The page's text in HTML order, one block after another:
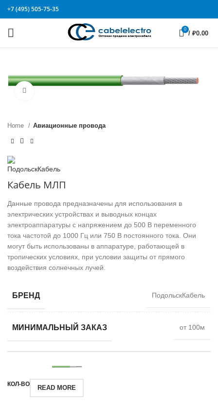
+7 (495) 505-75-35
0
/ ₽0.00
Home Авиационные провода
Кабель МЛП
Данные провода предназначены для использования в
электрических устройствах и выводных концах
электроаппаратуры с напряжением до 500 В переменного
тока частотой до 1000 Гц или 750 В постоянного тока. Они
могут быть использованы в аппаратуре, работающей в
тропических условиях, при условии защиты от прямого
воздействия солнечных лучей.
БРЕНД ПодольскКабель
МИНИМАЛЬНЫЙ ЗАКАЗ от 100м
READ MORE